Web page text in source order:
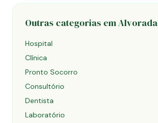
Outras categorias em Alvorada
Hospital
Clínica
Pronto Socorro
Consultório
Dentista
Laboratório